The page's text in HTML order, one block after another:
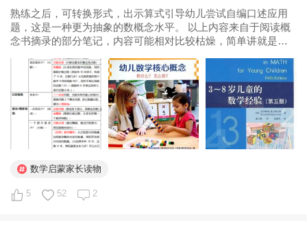
熟练之后，可转换形式，出示算式引导幼儿尝试自编口述应用
题，这是一种更为抽象的数概念水平。 以上内容来自于阅读概
念书摘录的部分笔记，内容可能相对比较枯燥，简单讲就是低
条件下进行实物操作，感知数量的变化。那最好的方式是什
么？当然就是游戏！ 幼儿数学核心...
数学启蒙家长读物
5 52 2